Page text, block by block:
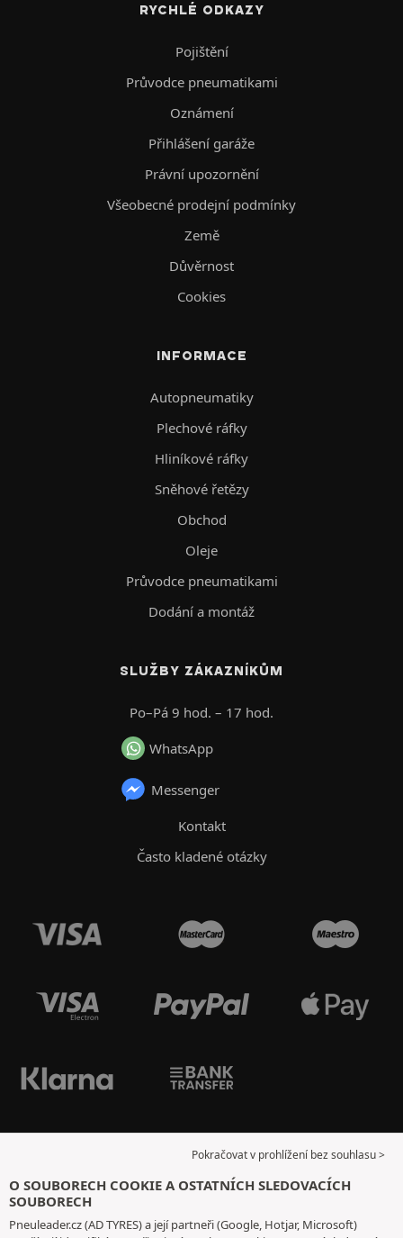
RYCHLÉ ODKAZY
Pojištění
Průvodce pneumatikami
Oznámení
Přihlášení garáže
Právní upozornění
Všeobecné prodejní podmínky
Země
Důvěrnost
Cookies
INFORMACE
Autopneumatiky
Plechové ráfky
Hliníkové ráfky
Sněhové řetězy
Obchod
Oleje
Průvodce pneumatikami
Dodání a montáž
SLUŽBY ZÁKAZNÍKŮM
Po–Pá 9 hod. – 17 hod.
WhatsApp
Messenger
Kontakt
Často kladené otázky
Pokračovat v prohlížení bez souhlasu >
O SOUBORECH COOKIE A OSTATNÍCH SLEDOVACÍCH
SOUBORECH
Pneuleader.cz (AD TYRES) a její partneři (Google, Hotjar, Microsoft)